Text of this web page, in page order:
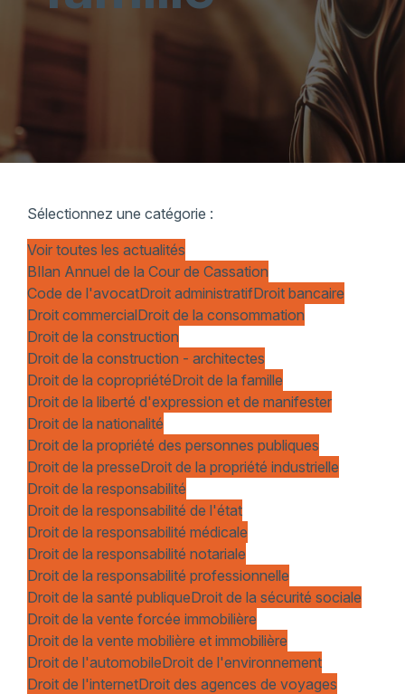
Sélectionnez une catégorie :
Voir toutes les actualités
BIlan Annuel de la Cour de Cassation
Code de l'avocatDroit administratifDroit bancaire
Droit commercialDroit de la consommation
Droit de la construction
Droit de la construction - architectes
Droit de la copropriétéDroit de la famille
Droit de la liberté d'expression et de manifester
Droit de la nationalité
Droit de la propriété des personnes publiques
Droit de la presseDroit de la propriété industrielle
Droit de la responsabilité
Droit de la responsabilité de l'état
Droit de la responsabilité médicale
Droit de la responsabilité notariale
Droit de la responsabilité professionnelle
Droit de la santé publiqueDroit de la sécurité sociale
Droit de la vente forcée immobilière
Droit de la vente mobilière et immobilière
Droit de l'automobileDroit de l'environnement
Droit de l'internetDroit des agences de voyages